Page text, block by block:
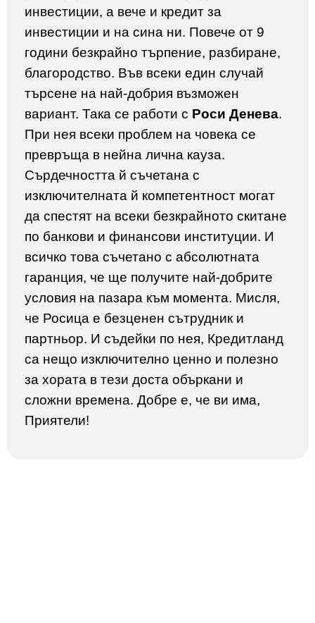
инвестиции, а вече и кредит за
инвестиции и на сина ни. Повече от 9
години безкрайно търпение, разбиране,
благородство. Във всеки един случай
търсене на най-добрия възможен
вариант. Така се работи с Роси Денева.
При нея всеки проблем на човека се
превръща в нейна лична кауза.
Сърдечността й съчетана с
изключителната й компетентност могат
да спестят на всеки безкрайното скитане
по банкови и финансови институции. И
всичко това съчетано с абсолютната
гаранция, че ще получите най-добрите
условия на пазара към момента. Мисля,
че Росица е безценен сътрудник и
партньор. И съдейки по нея, Кредитланд
са нещо изключително ценно и полезно
за хората в тези доста объркани и
сложни времена. Добре е, че ви има,
Приятели!